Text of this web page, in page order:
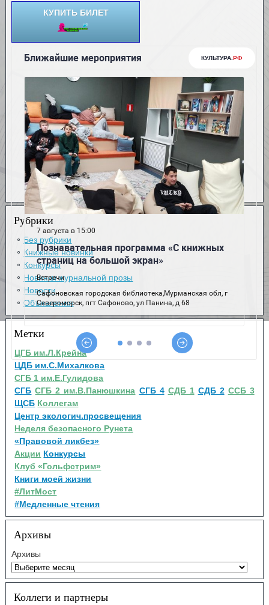
КУПИТЬ БИЛЕТ
Рубрики
Без рубрики
Книжные новинки
Конкурсы
Новинки журнальной прозы
Новости
Объявления
Метки
ЦГБ им.Л.Крейна
ЦДБ им.С.Михалкова
СГБ 1 им.Е.Гулидова
СГБ СГБ 2 им.В.Панюшкина СГБ 4 СДБ 1 СДБ 2 ССБ 3
ЩСБ Коллегам
Центр экологич.просвещения
Неделя безопасного Рунета
«Правовой ликбез»
Акции Конкурсы
Клуб «Гольфстрим»
Книги моей жизни
#ЛитМост
#Медленные чтения
Архивы
Архивы
Коллеги и партнеры